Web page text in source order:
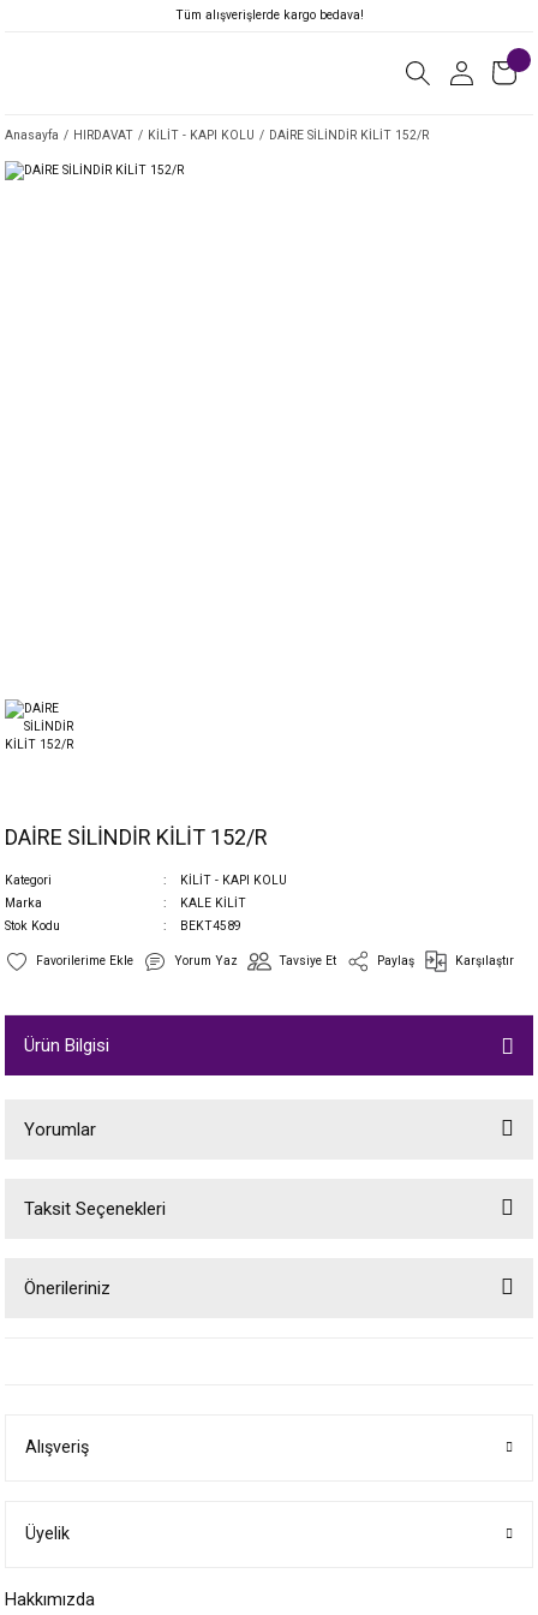
Tüm alışverişlerde kargo bedava!
Anasayfa HIRDAVAT KİLİT - KAPI KOLU DAİRE SİLİNDİR KİLİT 152/R
DAİRE SİLİNDİR KİLİT 152/R
Kategori
KİLİT - KAPI KOLU
Marka
KALE KİLİT
Stok Kodu
BEKT4589
Yorum Yaz Tavsiye Et Paylaş Karşılaştır
Ürün Bilgisi
Yorumlar
Taksit Seçenekleri
Önerileriniz
Ürün bilgilerinde hatalar bulunuyor.
Bu ürüne benzer farklı alternatifler olmalı.
Alışveriş
Üyelik
Hakkımızda